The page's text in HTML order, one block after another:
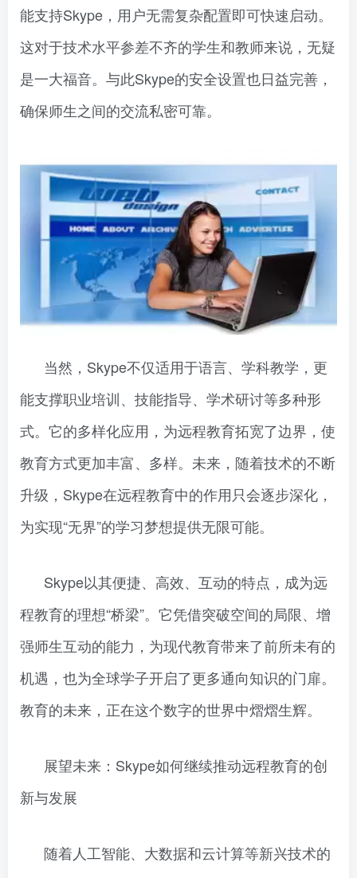
能支持Skype，用户无需复杂配置即可快速启动。
这对于技术水平参差不齐的学生和教师来说，无疑
是一大福音。与此Skype的安全设置也日益完善，
确保师生之间的交流私密可靠。
当然，Skype不仅适用于语言、学科教学，更
能支撑职业培训、技能指导、学术研讨等多种形
式。它的多样化应用，为远程教育拓宽了边界，使
教育方式更加丰富、多样。未来，随着技术的不断
升级，Skype在远程教育中的作用只会逐步深化，
为实现“无界”的学习梦想提供无限可能。
Skype以其便捷、高效、互动的特点，成为远
程教育的理想“桥梁”。它凭借突破空间的局限、增
强师生互动的能力，为现代教育带来了前所未有的
机遇，也为全球学子开启了更多通向知识的门扉。
教育的未来，正在这个数字的世界中熠熠生辉。
展望未来：Skype如何继续推动远程教育的创
新与发展
随着人工智能、大数据和云计算等新兴技术的